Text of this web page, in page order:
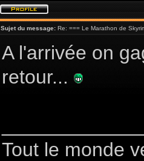
Sujet du message: Re: === Le Marathon de
A l'arrivée on
retour...
Tout le monde